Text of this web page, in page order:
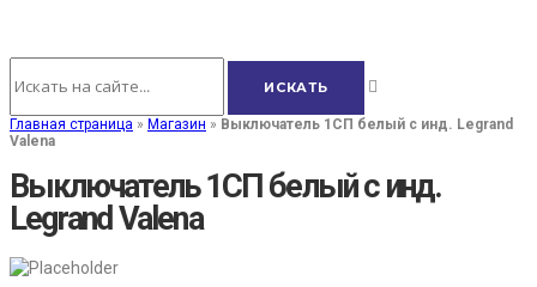
Главная страница » Магазин » Выключатель 1СП белый с инд. Legrand
Valena
Выключатель 1СП белый с инд.
Legrand Valena